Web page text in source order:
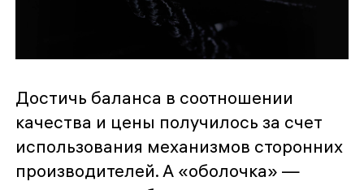
Достичь баланса в соотношении
качества и цены получилось за счет
использования механизмов сторонних
производителей. А «оболочка» —